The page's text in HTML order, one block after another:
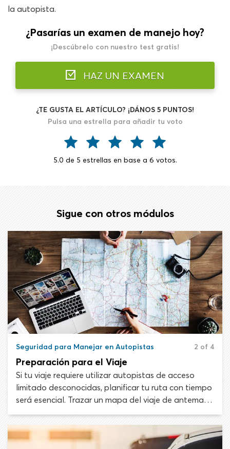
la autopista.
¿Pasarías un examen de manejo hoy?
¡Descúbrelo con nuestro test gratis!
HAZ UN EXAMEN
¿TE GUSTA EL ARTÍCULO? ¡DÁNOS 5 PUNTOS!
Pulsa una estrella para añadir tu voto
5.0 de 5 estrellas en base a 6 votos.
Sigue con otros módulos
Seguridad para Manejar en Autopistas 2 of 4
Preparación para el Viaje
Si tu viaje requiere utilizar autopistas de acceso
limitado desconocidas, planificar tu ruta con tiempo
será esencial. Trazar un mapa del viaje de antemano
minimizará el estrés y asegurará que no te pierdas
las salidas vitales en la autopista.